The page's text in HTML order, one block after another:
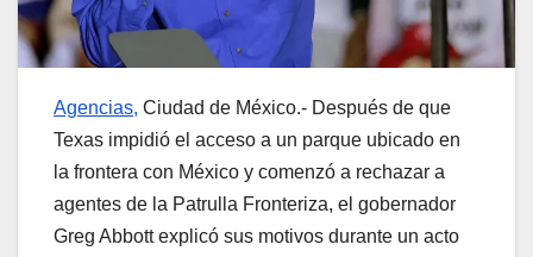
Agencias, Ciudad de México.- Después de que
Texas impidió el acceso a un parque ubicado en
la frontera con México y comenzó a rechazar a
agentes de la Patrulla Fronteriza, el gobernador
Greg Abbott explicó sus motivos durante un acto